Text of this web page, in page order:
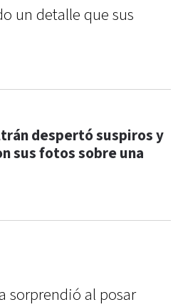
un detalle que sus
despertó suspiros y
sus fotos sobre una
sorprendió al posar